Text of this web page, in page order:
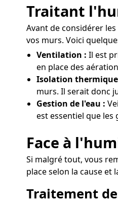
Traitant
Avant de considérer
vos murs. Voici
Ventilation : Il est
en place des
Isolation
murs. Il serait donc
Gestion de l'eau :
est essentiel que
Face à
Si malgré tout, vous
place selon la cause et
Traitement